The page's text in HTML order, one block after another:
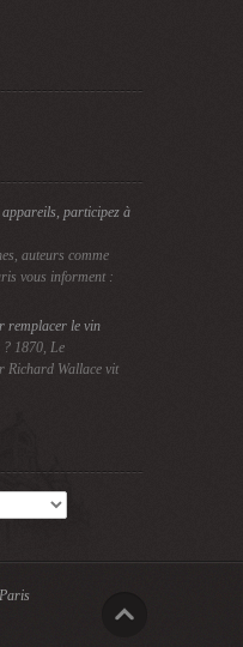
participez à
auteurs comme
vous informent :
remplacer le vin
? 1870, Le
Richard Wallace vit